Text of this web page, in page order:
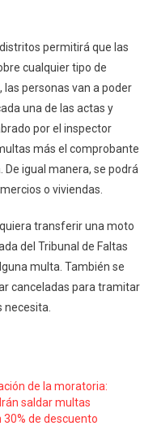
permitirá que las
cualquier tipo de
personas van a poder
una de las actas y
por el inspector
más el comprobante
De igual manera, se podrá
o viviendas.
transferir una moto
del Tribunal de Faltas
multa. También se
canceladas para tramitar
necesita.
de la moratoria:
saldar multas
30% de descuento